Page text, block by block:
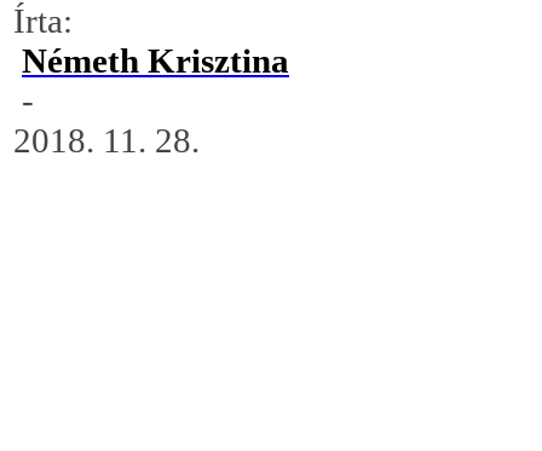
Írta:
Németh Krisztina
-
2018. 11. 28.